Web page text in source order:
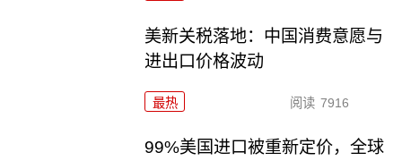
美新关税落地：中国消费意愿与
进出口价格波动
最热 阅读 7916
99%美国进口被重新定价，全球